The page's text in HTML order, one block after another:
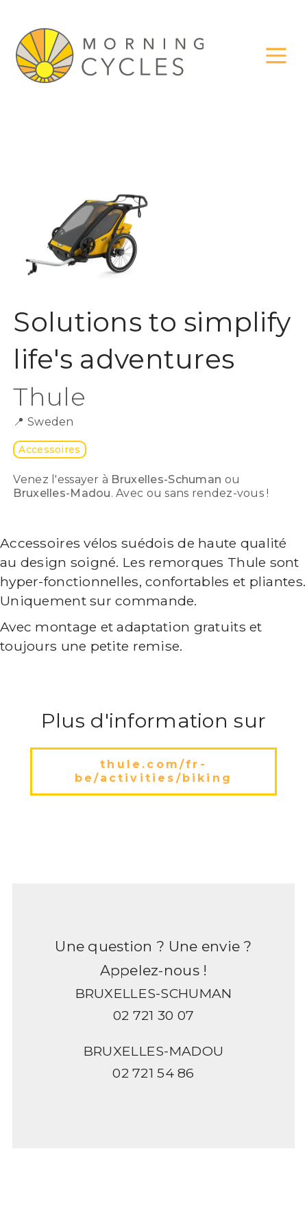
Solutions to simplify
life's adventures
Thule
📍 Sweden
Accessoires
Venez l'essayer à Bruxelles-Schuman ou
Bruxelles-Madou. Avec ou sans rendez-vous !
Accessoires vélos suédois de haute qualité
au design soigné. Les remorques Thule sont
hyper-fonctionnelles, confortables et pliantes.
Uniquement sur commande.
Avec montage et adaptation gratuits et
toujours une petite remise.
Plus d'information sur
thule.com/fr-
be/activities/biking
Une question ? Une envie ?
Appelez-nous !
BRUXELLES-SCHUMAN
02 721 30 07
BRUXELLES-MADOU
02 721 54 86